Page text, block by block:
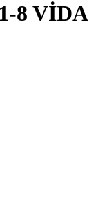
8 VİDA